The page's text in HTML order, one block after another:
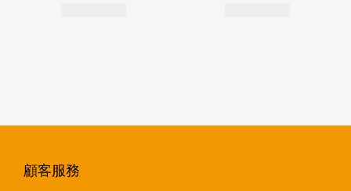
顧客服務